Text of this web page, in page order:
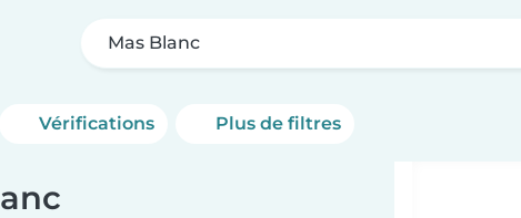
Mas Blanc
Vérifications Plus de filtres